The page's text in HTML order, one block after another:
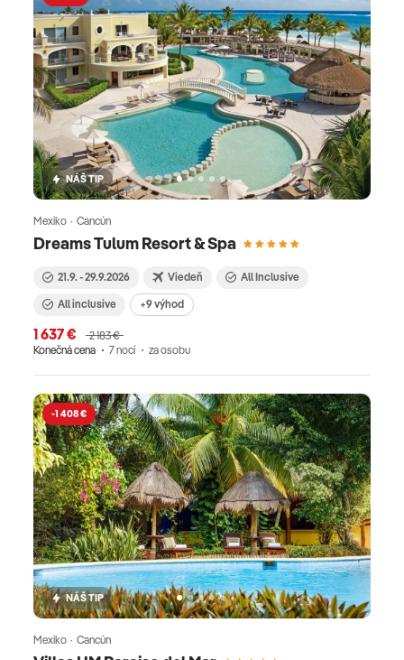
NÁŠ TIP
Dreams Tulum Resort & Spa
Mexiko · Cancún
21.9. - 29.9.2026 Viedeň
All Inclusive
All inclusive
+9 výhod
1 637 €
2 183 €
Konečná cena
7 nocí za osobu
-1 408 €
NÁŠ TIP
Mexiko · Cancún